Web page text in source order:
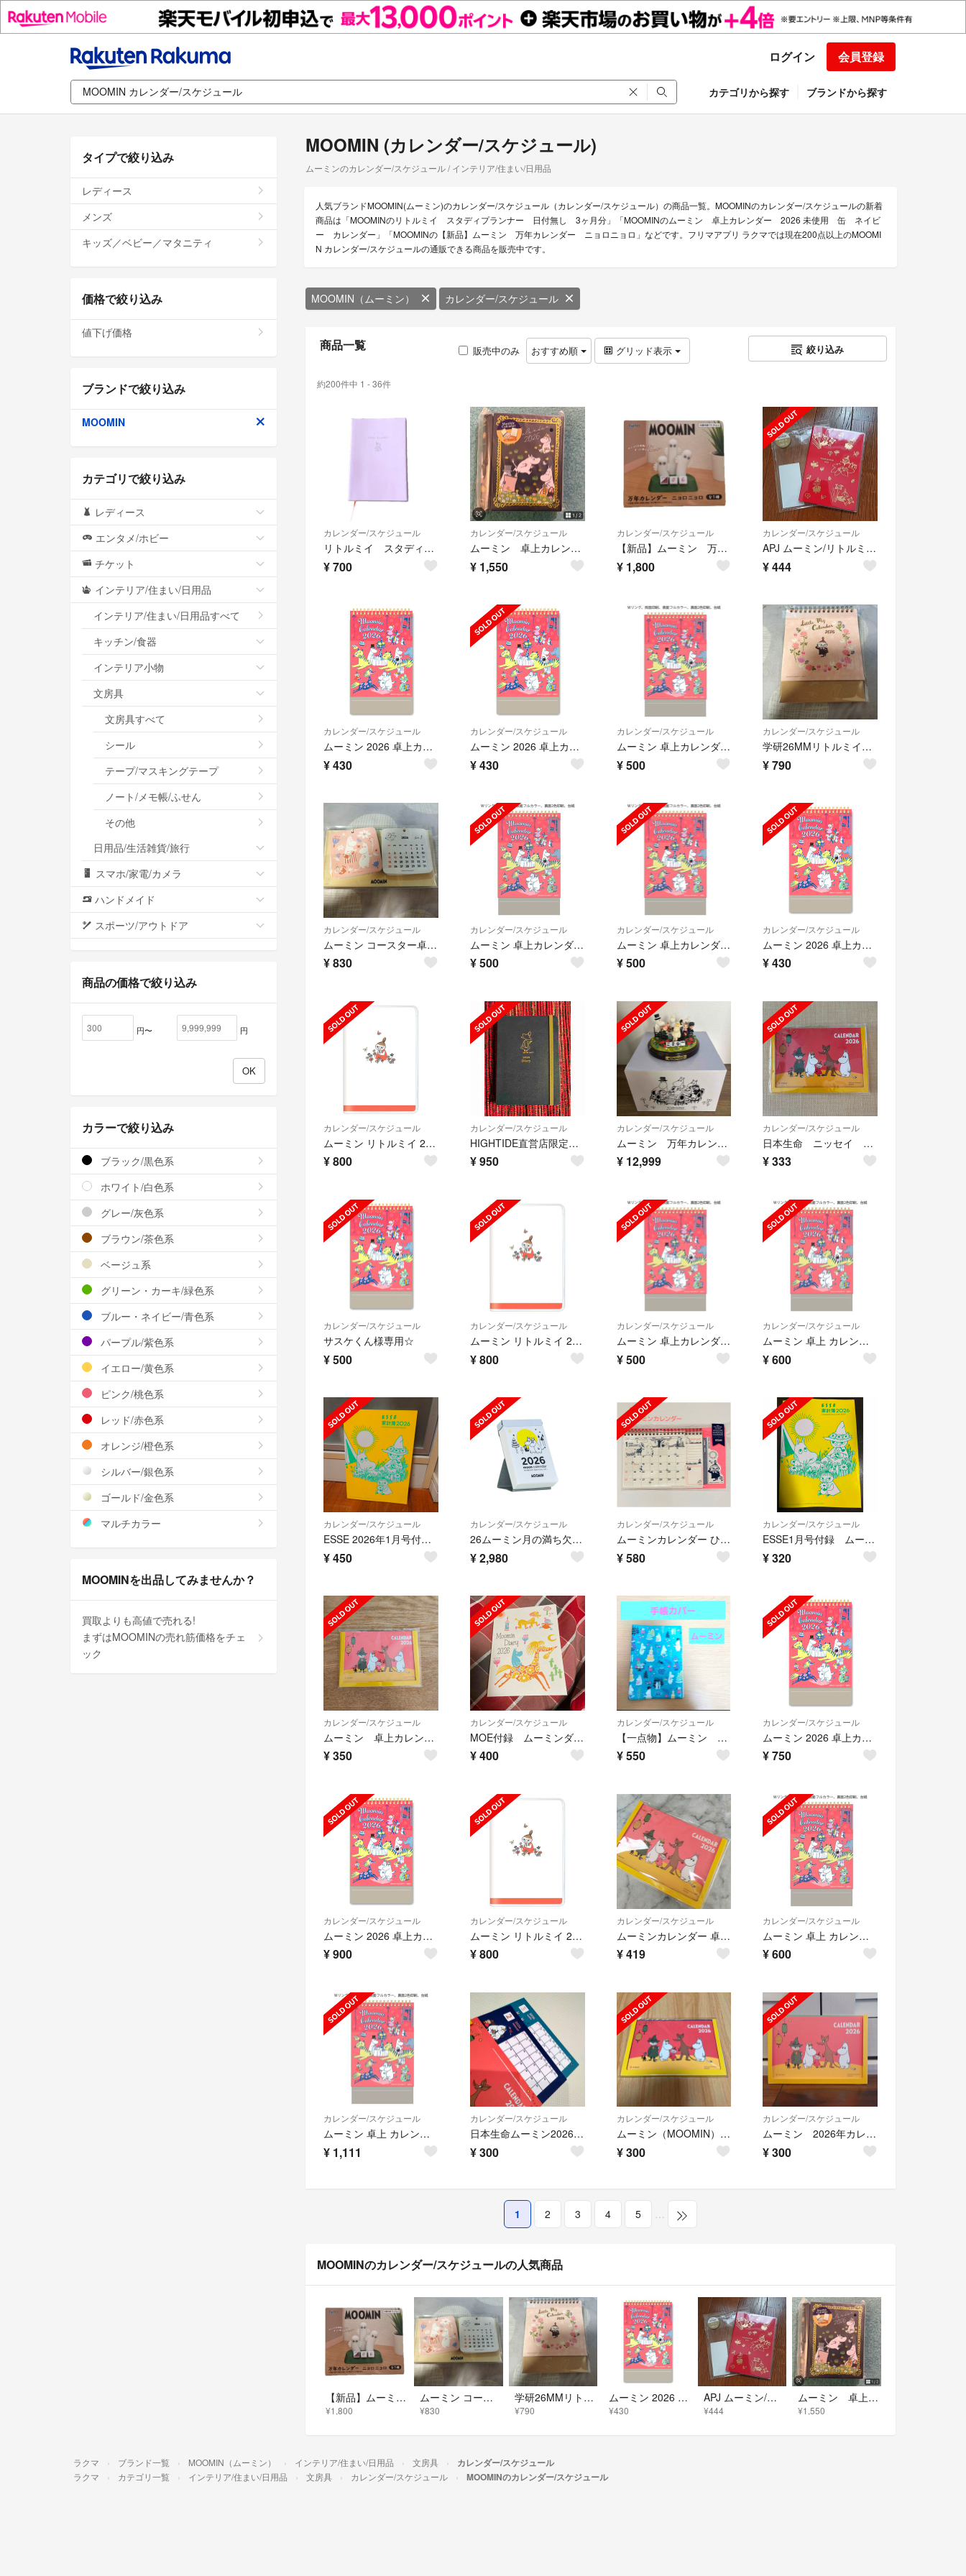
ログイン 会員登録
カテゴリから探す ブランドから探す
MOOMIN (カレンダー/スケジュール)
ムーミンのカレンダー/スケジュール / インテリア/住まい/日用品
人気ブランドMOOMIN(ムーミン)のカレンダー/スケジュール（カレンダー/スケジュール）の商品一覧。MOOMINのカレンダー/スケジュールの新着
商品は「MOOMINのリトルミイ スタディプランナー 日付無し 3ヶ月分」「MOOMINのムーミン 卓上カレンダー 2026 未使用 缶 ネイビ
ー カレンダー」「MOOMINの【新品】ムーミン 万年カレンダー ニョロニョロ」などです。フリマアプリ ラクマでは現在200点以上のMOOMI
N カレンダー/スケジュールの通販できる商品を販売中です。
MOOMIN（ムーミン） カレンダー/スケジュール
商品一覧 販売中のみ おすすめ順 グリッド表示 絞り込み
約200件中 1 - 36件
カレンダー/スケジュール
リトルミイ スタディプランナー 日付無し 3ヶ月分
¥700
カレンダー/スケジュール
ムーミン 卓上カレンダー 2026 未使用 缶 ネイビー カレンダー
¥ 1,550
カレンダー/スケジュール
【新品】ムーミン 万年カレンダー ニョロニョロ
¥ 1,800
カレンダー/スケジュール
APJ ムーミン/リトルミイ 26D/M106
¥444
カレンダー/スケジュール
ムーミン 2026 卓上カレンダー 省スペース型 縦型 新品 未開封
¥430
カレンダー/スケジュール
ムーミン 2026 卓上カレンダー 省スペース型 縦型 新品 未開封
¥430
カレンダー/スケジュール
ムーミン 卓上カレンダー 2026年 新品 カレンダー リトルミィ 令和8年
¥500
カレンダー/スケジュール
学研26MMリトルミイ卓上カレンダーM085-30
¥790
カレンダー/スケジュール
ムーミン コースター卓上 カレンダー 2026
¥830
カレンダー/スケジュール
ムーミン 卓上カレンダー 2026年 新品 カレンダー リトルミィ 令和8年
¥500
カレンダー/スケジュール
ムーミン 卓上カレンダー 2026年 新品 カレンダー リトルミィ 令和8年
¥500
カレンダー/スケジュール
ムーミン 2026 卓上カレンダー 省スペース型 縦型 新品 未開封
¥430
カレンダー/スケジュール
ムーミン リトルミイ 2026 マンスリースケジュール帳 新品 未開封
¥800
カレンダー/スケジュール
HIGHTIDE直営店限定 2026年手帳【スナフキン】25年10月始まり
¥950
カレンダー/スケジュール
ムーミン 万年カレンダー
¥ 12,999
カレンダー/スケジュール
日本生命 ニッセイ ムーミン 卓上2026年カレンダー
¥333
カレンダー/スケジュール
サスケくん様専用☆
¥500
カレンダー/スケジュール
ムーミン リトルミイ 2026 マンスリースケジュール帳 新品 未開封
¥800
カレンダー/スケジュール
ムーミン 卓上カレンダー 2026年 新品 カレンダー リトルミィ 令和8年
¥500
カレンダー/スケジュール
ムーミン 卓上 カレンダー 2026年 新品 リトルミィ MOOMIN 令和8年
¥600
カレンダー/スケジュール
ESSE 2026年1月号付録 MOOMIN家計簿 ムーミン 新品 エッセ
¥450
カレンダー/スケジュール
26ムーミン月の満ち欠け日めくり NK-4460
¥2,980
カレンダー/スケジュール
ムーミンカレンダー ひょっこりスケジュール2026年 新品未開封
¥580
カレンダー/スケジュール
ESSE1月号付録 ムーミン家計簿
¥320
カレンダー/スケジュール
ムーミン 卓上カレンダー2026年【注意書きあり】
¥350
カレンダー/スケジュール
MOE付録 ムーミンダイアリー
¥400
カレンダー/スケジュール
【一点物】ムーミン 手帳カバー ブルー 2026年に向けてどうぞ！
¥550
カレンダー/スケジュール
ムーミン 2026 卓上カレンダー 省スペース型 縦型 新品 未開封
¥750
カレンダー/スケジュール
ムーミン 2026 卓上カレンダー 省スペース型 縦型 新品 未開封
¥900
カレンダー/スケジュール
ムーミン リトルミイ 2026 マンスリースケジュール帳 新品 未開封
¥800
カレンダー/スケジュール
ムーミンカレンダー 卓上 ニッセイ 2026年カレンダー ノベルティ
¥419
カレンダー/スケジュール
ムーミン 卓上 カレンダー 2026年 新品 リトルミィ MOOMIN 令和8年
¥600
カレンダー/スケジュール
ムーミン 卓上 カレンダー 2026年 新品 リトルミィ MOOMIN 令和8年
¥ 1,111
カレンダー/スケジュール
日本生命ムーミン2026年卓上カレンダー
¥300
カレンダー/スケジュール
ムーミン（MOOMIN） 2026年卓上カレンダー
¥300
カレンダー/スケジュール
ムーミン 2026年カレンダー
¥300
1 2 3 4 5 …
MOOMINのカレンダー/スケジュールの人気商品
【新品】ムーミン 万年カレンダー ニョロニョロ
¥1,800
ムーミン コースター卓上 カレンダー 2026
¥830
学研26MMリトルミイ卓上カレンダーM085-30
¥790
ムーミン 2026 卓上カレンダー 省スペース型 縦型 新品 未開封
¥430
APJ ムーミン/リトルミイ 26D/M106
¥444
ムーミン 卓上カレンダー 2026 未使用 缶 ネイビー カレンダー
¥1,550
タイプで絞り込み
レディース
メンズ
キッズ／ベビー／マタニティ
価格で絞り込み
値下げ価格
ブランドで絞り込み
MOOMIN
カテゴリで絞り込み
レディース
エンタメ/ホビー
チケット
インテリア/住まい/日用品
インテリア/住まい/日用品すべて
キッチン/食器
インテリア小物
文房具
文房具すべて
シール
テープ/マスキングテープ
ノート/メモ帳/ふせん
その他
日用品/生活雑貨/旅行
スマホ/家電/カメラ
ハンドメイド
スポーツ/アウトドア
商品の価格で絞り込み
円〜 円
カラーで絞り込み
ブラック/黒色系
ホワイト/白色系
グレー/灰色系
ブラウン/茶色系
ベージュ系
グリーン・カーキ/緑色系
ブルー・ネイビー/青色系
パープル/紫色系
イエロー/黄色系
ピンク/桃色系
レッド/赤色系
オレンジ/橙色系
シルバー/銀色系
ゴールド/金色系
マルチカラー
MOOMINを出品してみませんか？
買取よりも高値で売れる!
まずはMOOMINの売れ筋価格をチェ
ック
ラクマ ブランド一覧 MOOMIN（ムーミン） インテリア/住まい/日用品 文房具 カレンダー/スケジュール
ラクマ カテゴリ一覧 インテリア/住まい/日用品 文房具 カレンダー/スケジュール MOOMINのカレンダー/スケジュール